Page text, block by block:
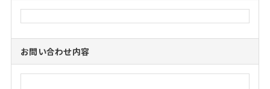
お問い合わせ内容